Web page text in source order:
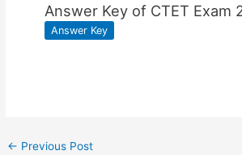
Answer Key of CTET Exam
Answer Key
← Previous Post